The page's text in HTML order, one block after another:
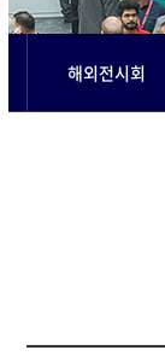
해외전시회